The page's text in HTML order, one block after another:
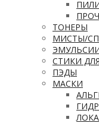
ТОНЕРЫ
МИСТЫ/
СТИКИ
ПЭДЫ
МАСКИ